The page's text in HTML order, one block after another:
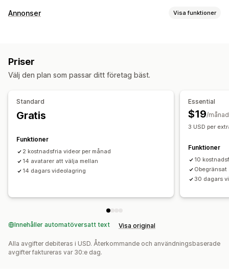
Videohantering
Anpassning
Videobakgrund
Annonser Visa funktioner
Beteende
Sociala medier
Priser
Välj den plan som passar ditt företag bäst.
Standard
Gratis
Funktioner
2 kostnadsfria videor per månad
14 avatarer att välja mellan
14 dagars videolagring
Essential
$19/månad
3 USD per
Funktioner
10
30 dagars
Innehåller automatöversatt text Visa original
Alla avgifter debiteras i USD. Återkommande och användningsbaserade
avgifter faktureras var 30:e dag.